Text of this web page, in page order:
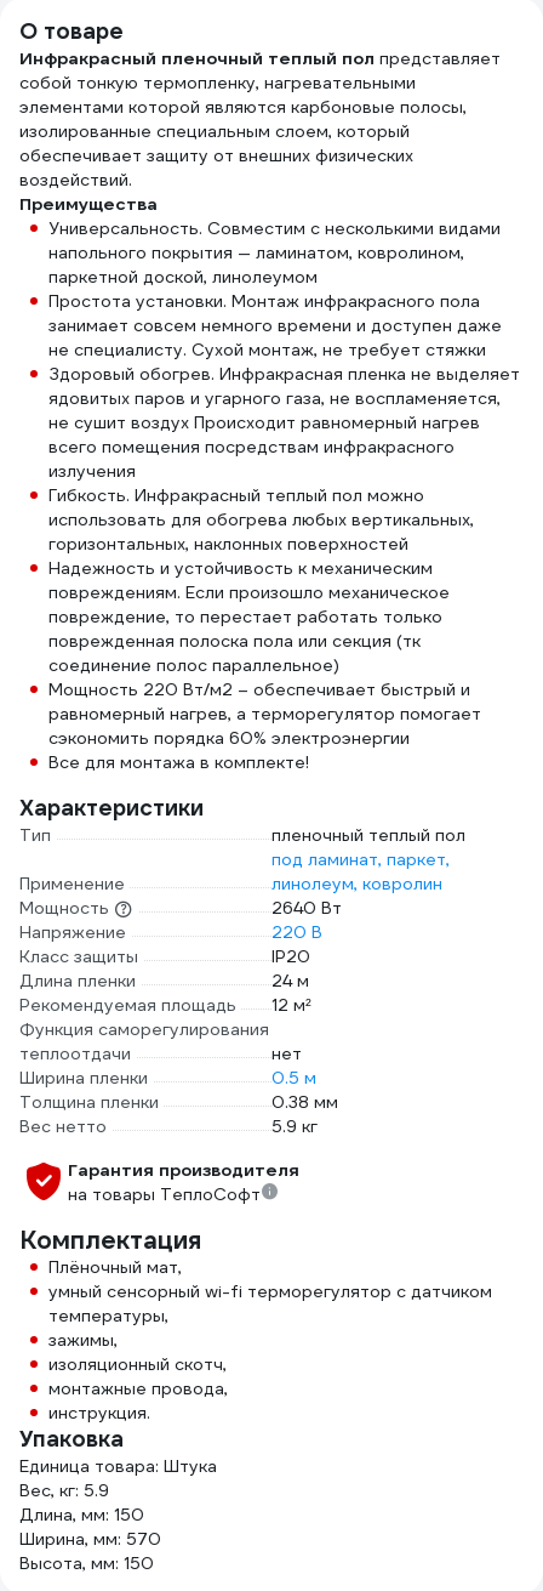
О товаре
Инфракрасный пленочный теплый пол представляет
собой тонкую термопленку, нагревательными
элементами которой являются карбоновые полосы,
изолированные специальным слоем, который
обеспечивает защиту от внешних физических
воздействий.
Преимущества
Универсальность. Совместим с несколькими видами
напольного покрытия — ламинатом, ковролином,
паркетной доской, линолеумом
Простота установки. Монтаж инфракрасного пола
занимает совсем немного времени и доступен даже
не специалисту. Сухой монтаж, не требует стяжки
Здоровый обогрев. Инфракрасная пленка не выделяет
ядовитых паров и угарного газа, не воспламеняется,
не сушит воздух Происходит равномерный нагрев
всего помещения посредствам инфракрасного
излучения
Гибкость. Инфракрасный теплый пол можно
использовать для обогрева любых вертикальных,
горизонтальных, наклонных поверхностей
Надежность и устойчивость к механическим
повреждениям. Если произошло механическое
повреждение, то перестает работать только
поврежденная полоска пола или секция (тк
соединение полос параллельное)
Мощность 220 Вт/м2 – обеспечивает быстрый и
равномерный нагрев, а терморегулятор помогает
сэкономить порядка 60% электроэнергии
Все для монтажа в комплекте!
Характеристики
Тип пленочный теплый пол
Применение
под ламинат, паркет,
линолеум, ковролин
Мощность
2640 Вт
Напряжение
220 В
Класс защиты
IP20
Длина пленки
24 м
Рекомендуемая площадь
12 м²
Функция саморегулирования
теплоотдачи
нет
Ширина пленки
0.5 м
Толщина пленки
0.38 мм
Вес нетто
5.9 кг
Гарантия производителя
на товары ТеплоСофт
Комплектация
Плёночный мат,
умный сенсорный wi-fi терморегулятор с датчиком
температуры,
зажимы,
изоляционный скотч,
монтажные провода,
инструкция.
Упаковка
Единица товара: Штука
Вес, кг: 5.9
Длина, мм: 150
Ширина, мм: 570
Высота, мм: 150